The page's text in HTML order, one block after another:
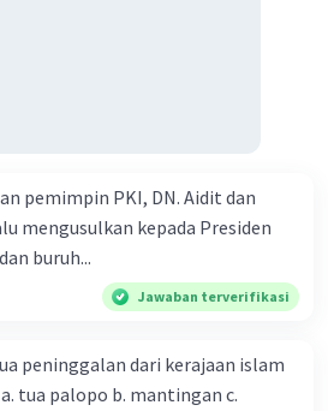
pemimpin PKI, DN. Aidit dan
mengusulkan kepada Presiden
buruh...
Jawaban terverifikasi
peninggalan dari kerajaan islam